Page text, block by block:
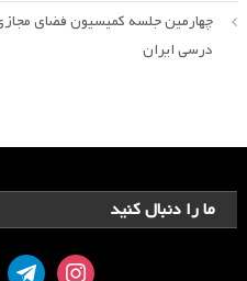
چهارمین جلسه کمیسیون فضای
درسی ایران
ما را دنبال کنید
instagram